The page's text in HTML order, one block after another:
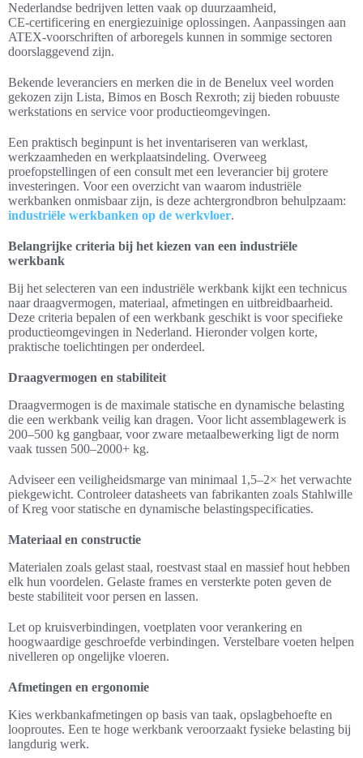
Nederlandse bedrijven letten vaak op duurzaamheid,
CE‑certificering en energiezuinige oplossingen. Aanpassingen aan
ATEX-voorschriften of arboregels kunnen in sommige sectoren
doorslaggevend zijn.
Bekende leveranciers en merken die in de Benelux veel worden
gekozen zijn Lista, Bimos en Bosch Rexroth; zij bieden robuuste
werkstations en service voor productieomgevingen.
Een praktisch beginpunt is het inventariseren van werklast,
werkzaamheden en werkplaatsindeling. Overweeg
proefopstellingen of een consult met een leverancier bij grotere
investeringen. Voor een overzicht van waarom industriële
werkbanken onmisbaar zijn, is deze achtergrondbron behulpzaam:
industriële werkbanken op de werkvloer.
Belangrijke criteria bij het kiezen van een industriële
werkbank
Bij het selecteren van een industriële werkbank kijkt een technicus
naar draagvermogen, materiaal, afmetingen en uitbreidbaarheid.
Deze criteria bepalen of een werkbank geschikt is voor specifieke
productieomgevingen in Nederland. Hieronder volgen korte,
praktische toelichtingen per onderdeel.
Draagvermogen en stabiliteit
Draagvermogen is de maximale statische en dynamische belasting
die een werkbank veilig kan dragen. Voor licht assemblagewerk is
200–500 kg gangbaar, voor zware metaalbewerking ligt de norm
vaak tussen 500–2000+ kg.
Adviseer een veiligheidsmarge van minimaal 1,5–2× het verwachte
piekgewicht. Controleer datasheets van fabrikanten zoals Stahlwille
of Kreg voor statische en dynamische belastingspecificaties.
Materiaal en constructie
Materialen zoals gelast staal, roestvast staal en massief hout hebben
elk hun voordelen. Gelaste frames en versterkte poten geven de
beste stabiliteit voor persen en lassen.
Let op kruisverbindingen, voetplaten voor verankering en
hoogwaardige geschroefde verbindingen. Verstelbare voeten helpen
nivelleren op ongelijke vloeren.
Afmetingen en ergonomie
Kies werkbankafmetingen op basis van taak, opslagbehoefte en
looproutes. Een te hoge werkbank veroorzaakt fysieke belasting bij
langdurig werk.